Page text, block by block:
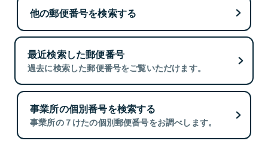
他の郵便番号を検索する
最近検索した郵便番号
過去に検索した郵便番号をご覧いただけます。
事業所の個別番号を検索する
事業所の７けたの個別郵便番号をお調べします。